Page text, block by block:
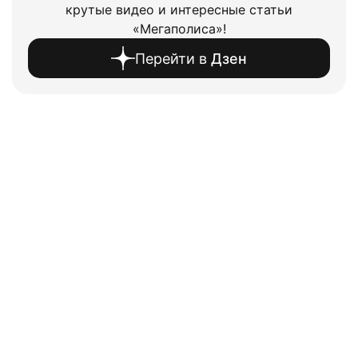
крутые видео и интересные статьи
«Мегаполиса»!
Перейти в Дзен